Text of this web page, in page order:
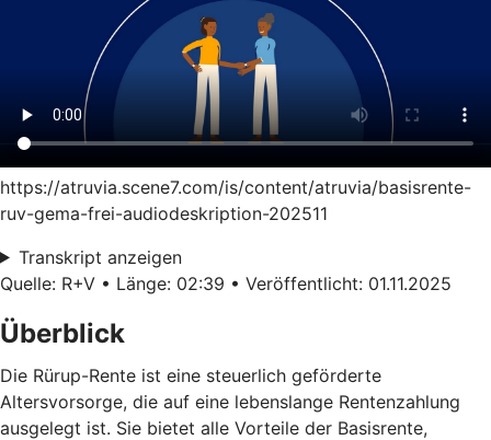
https://atruvia.scene7.com/is/content/atruvia/basisrente-
ruv-gema-frei-audiodeskription-202511
Transkript anzeigen
Quelle: R+V • Länge: 02:39 • Veröffentlicht: 01.11.2025
Überblick
Die Rürup-Rente ist eine steuerlich geförderte
Altersvorsorge, die auf eine lebenslange Rentenzahlung
ausgelegt ist. Sie bietet alle Vorteile der Basisrente,